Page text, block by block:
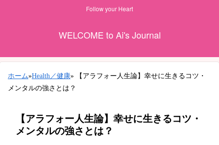
Follow your Heart
WELCOME to Ai's Journal
ホーム»Health／健康» 【アラフォー人生論】幸せに生きるコツ・
メンタルの強さとは？
【アラフォー人生論】幸せに生きるコツ・
メンタルの強さとは？